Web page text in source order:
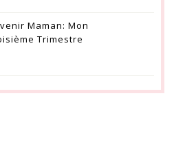
Maman: Mon
Trimestre